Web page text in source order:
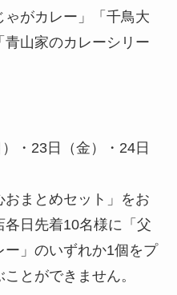
がカレー」「千鳥大
山家のカレーシリー
・23日（金）・24日
まとめセット」をお
日先着10名様に「父
ー」のいずれか1個をプ
とができません。